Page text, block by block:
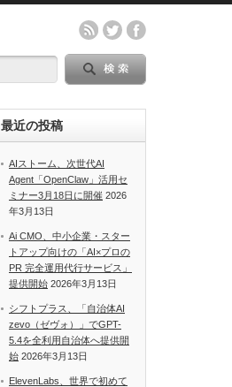
最近の投稿
AIストーム、次世代AI
Agent「OpenClaw」活用セ
ミナー3月18日に開催 2026
年3月13日
Ai CMO、中小企業・スター
トアップ向けの「AI×プロの
PR 完全運用代行サービス」
提供開始 2026年3月13日
シフトプラス、「自治体AI
zevo（ゼヴォ）」でGPT-
5.4を全利用自治体へ提供開
始 2026年3月13日
ElevenLabs、世界で初めて